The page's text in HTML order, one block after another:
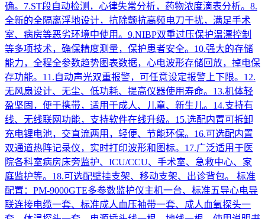
确。7.ST段自动检测，心律失常分析，药物浓度滴表分析。8.
全新的全隔离浮地设计，抗除颤抗高频电刀干扰，满足手术
室、病房等恶劣环境中使用。9.NIBP双重过压保护温漂控制
等多项技术，确保精度测量，保护患者安全。10.强大的存储
能力，全程全参数趋势图表数据，心电波形存储回放，掉电保
存功能。11.自动声光双重报警，可任意设定报警上下限。12.
无风扇设计、无尘、低功耗、提高仪器使用寿命。13.机体轻
盈坚固，便于携带，适用于成人、儿童、新生儿。14.支持有
线、无线联网功能，支持软件在线升级。15.选配内置可拆卸
充电锂电池，交直流两用，轻便、节能环保。16.可选配内置
双通道热阵记录仪，实时打印波形和图标。17.广泛适用于医
院各科室病房床旁监护、ICU/CCU、手术室、急救中心、家
庭监护等。18.可选配壁挂支架、移动支架、出诊背包。 标准
配置：PM-9000GTE多参数监护仪主机一台、标准五导心电导
联连接电缆一套、标准成人血压袖带一套、成人血氧探头一